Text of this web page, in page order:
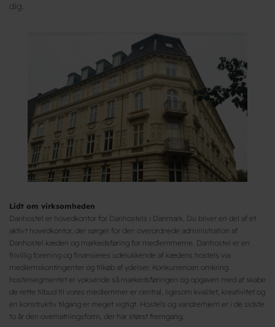
dig.
Lidt om virksomheden
Danhostel er hovedkontor for Danhostels i Danmark. Du bliver en del af et
aktivt hovedkontor, der sørger for den overordnede administration af
Danhostel kæden og markedsføring for medlemmerne. Danhostel er en
frivillig forening og finansieres udelukkende af kædens hostels via
medlemskontingenter og tilkøb af ydelser. Konkurrencen omkring
hostelsegmentet er voksende så markedsføringen og opgaven med at skabe
de rette tilbud til vores medlemmer er central, ligesom kvalitet, kreativitet og
en konstruktiv tilgang er meget vigtigt. Hostels og vandrerhjem er i de sidste
to år den overnatningsform, der har størst fremgang.